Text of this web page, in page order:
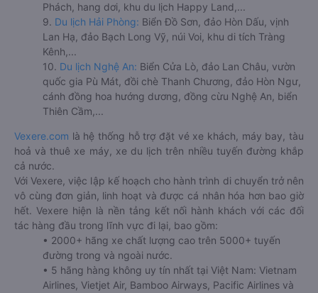
Phách, hang dơi, khu du lịch Happy Land,...
9. Du lịch Hải Phòng: Biển Đồ Sơn, đảo Hòn Dấu, vịnh
Lan Hạ, đảo Bạch Long Vỹ, núi Voi, khu di tích Tràng
Kênh,...
10. Du lịch Nghệ An: Biển Cửa Lò, đảo Lan Châu, vườn
quốc gia Pù Mát, đồi chè Thanh Chương, đảo Hòn Ngư,
cánh đồng hoa hướng dương, đồng cừu Nghệ An, biển
Thiên Cầm,...
Vexere.com là hệ thống hỗ trợ đặt vé xe khách, máy bay, tàu
hoả và thuê xe máy, xe du lịch trên nhiều tuyến đường khắp
cả nước.
Với Vexere, việc lập kế hoạch cho hành trình di chuyển trở nên
vô cùng đơn giản, linh hoạt và được cá nhân hóa hơn bao giờ
hết. Vexere hiện là nền tảng kết nối hành khách với các đối
tác hàng đầu trong lĩnh vực đi lại, bao gồm:
• 2000+ hãng xe chất lượng cao trên 5000+ tuyến
đường trong và ngoài nước.
• 5 hãng hàng không uy tín nhất tại Việt Nam: Vietnam
Airlines, Vietjet Air, Bamboo Airways, Pacific Airlines và